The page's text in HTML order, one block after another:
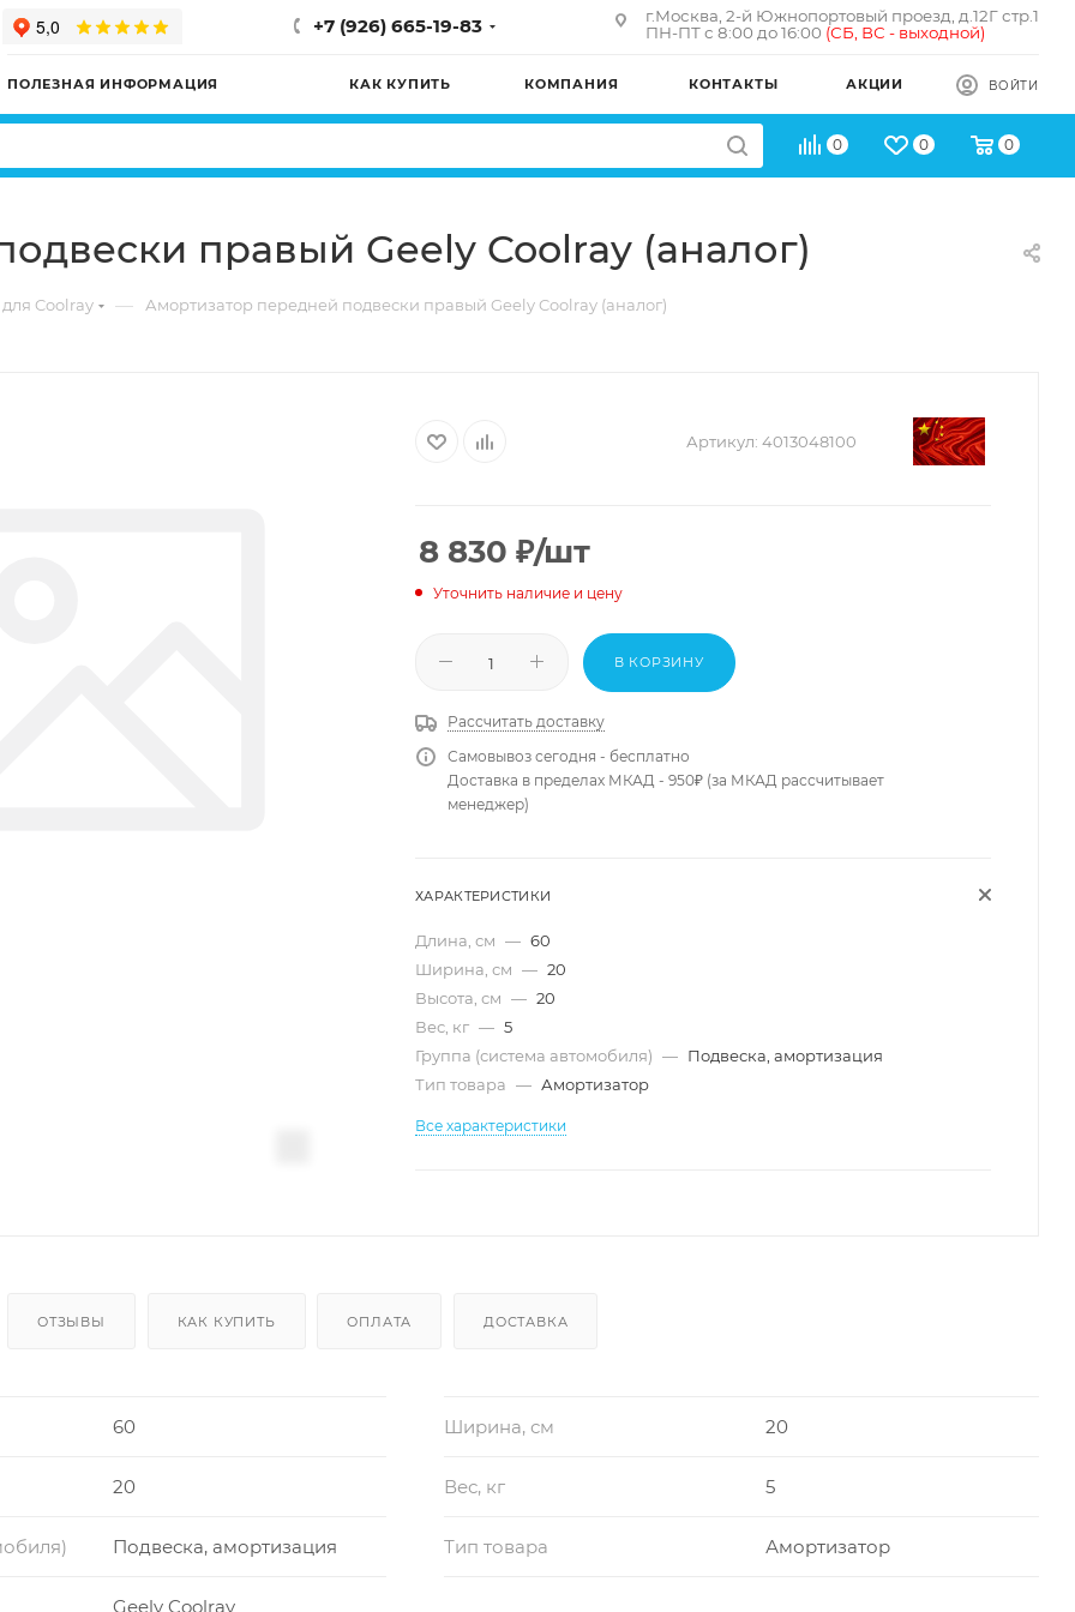
+7 (926) 665-19-83
г.Москва, 2-й Южнопортовый проезд, д.12Г стр.1
ПН-ПТ с 8:00 до 16:00 (СБ, ВС - выходной)
ПОЛЕЗНАЯ ИНФОРМАЦИЯ КАК КУПИТЬ КОМПАНИЯ КОНТАКТЫ АКЦИИ ВОЙТИ
0 0 0
правый Geely Coolray (аналог)
Coolray — Амортизатор передней подвески правый Geely Coolray (аналог)
Артикул: 4013048100
8 830 ₽/шт
Уточнить наличие и цену
В КОРЗИНУ
Рассчитать доставку
Самовывоз сегодня - бесплатно
Доставка в пределах МКАД - 950₽ (за МКАД рассчитывает
менеджер)
ХАРАКТЕРИСТИКИ
Длина, см — 60
Ширина, см — 20
Высота, см — 20
Вес, кг — 5
Группа (система автомобиля) — Подвеска, амортизация
Тип товара — Амортизатор
Все характеристики
ОТЗЫВЫ КАК КУПИТЬ ОПЛАТА ДОСТАВКА
60 Ширина, см 20
20 Вес, кг 5
Подвеска, амортизация Тип товара Амортизатор
Geely Coolray